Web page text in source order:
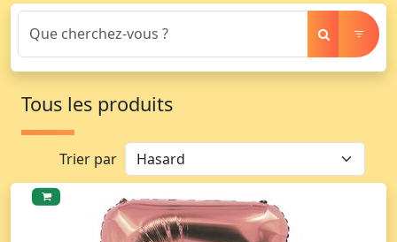
Tous les produits
Trier par